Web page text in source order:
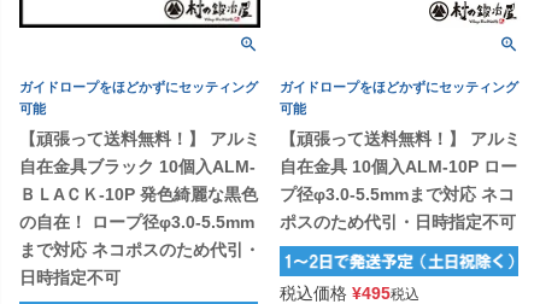
ガイドロープをほどかずにセッティング
可能
【頑張って送料無料！】 アルミ
自在金具ブラック 10個入ALM-
ＢＬAＣＫ-10P 発色綺麗な黒色
の自在！ ロープ径φ3.0-5.5mm
まで対応 ネコポスのため代引・
日時指定不可
ガイドロープをほどかずにセッティング
可能
【頑張って送料無料！】 アルミ
自在金具 10個入ALM-10P ロー
プ径φ3.0-5.5mmまで対応 ネコ
ポスのため代引・日時指定不可
税込価格 ¥495税込